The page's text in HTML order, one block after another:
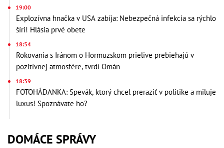
19:00
Explozívna hnačka v USA zabíja: Nebezpečná infekcia sa rýchlo
šíri! Hlásia prvé obete
18:54
Rokovania s Iránom o Hormuzskom prielive prebiehajú v
pozitívnej atmosfére, tvrdí Omán
18:39
FOTOHÁDANKA: Spevák, ktorý chcel preraziť v politike a miluje
luxus! Spoznávate ho?
DOMÁCE SPRÁVY